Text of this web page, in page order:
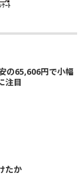
ｹｰﾄ
の65,606円で小幅
注目
たか